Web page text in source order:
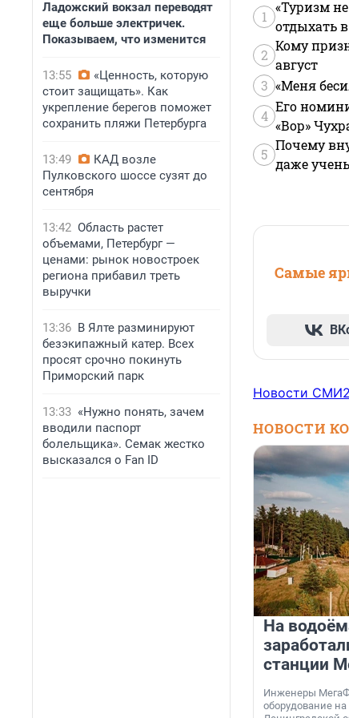
Ладожский вокзал переводят
еще больше электричек.
Показываем, что изменится
13:55
«Ценность, которую
стоит защищать». Как
укрепление берегов поможет
сохранить пляжи Петербурга
13:49
КАД возле
Пулковского шоссе сузят до
сентября
13:42 Область растет
объемами, Петербург —
ценами: рынок новостроек
региона прибавил треть
выручки
13:36 В Ялте разминируют
безэкипажный катер. Всех
просят срочно покинуть
Приморский парк
13:33 «Нужно понять, зачем
вводили паспорт
болельщика». Семак жестко
высказался о Fan ID
1
«Туризм
отдыхать
2
Кому
август
3 «Меня
4
Его
«Вор»
5
Почему
даже
Самые
Новости СМИ2
НОВОСТИ
На
станции
Инженеры
оборудование